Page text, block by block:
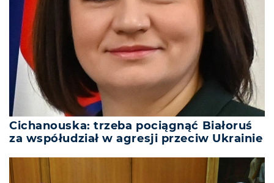
Cichanouska: trzeba pociągnąć Białoruś
za współudział w agresji przeciw Ukrainie